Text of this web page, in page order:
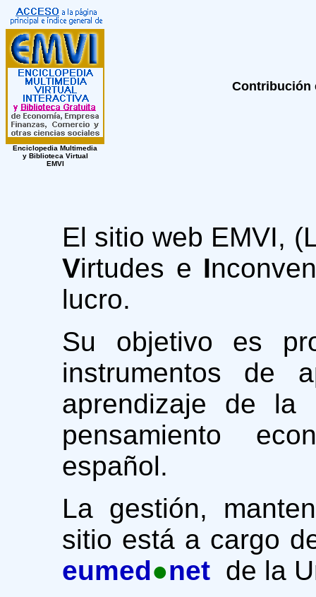
Enciclopedia Multimedia
y Biblioteca Virtual
EMVI
Contribución
El sitio web EMVI,
Virtudes e I
lucro.
Su objetivo es
instrumentos de
aprendizaje de la
pensamiento
español.
La gestión,
sitio está a cargo
eumed●net de la